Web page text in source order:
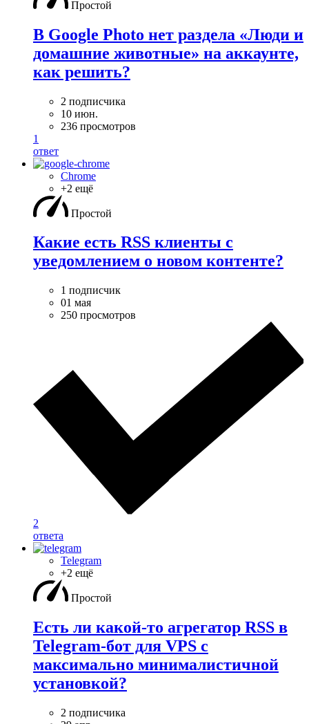
Простой
В Google Photo нет раздела «Люди и
домашние животные» на аккаунте,
как решить?
2 подписчика
10 июн.
236 просмотров
1
ответ
Chrome
+2 ещё
Простой
Какие есть RSS клиенты с
уведомлением о новом контенте?
1 подписчик
01 мая
250 просмотров
2
ответа
Telegram
+2 ещё
Простой
Есть ли какой-то агрегатор RSS в
Telegram-бот для VPS с
максимально минималистичной
установкой?
2 подписчика